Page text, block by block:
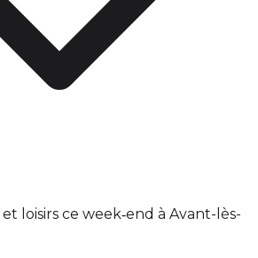
loisirs ce week‑end à Avant-lès-